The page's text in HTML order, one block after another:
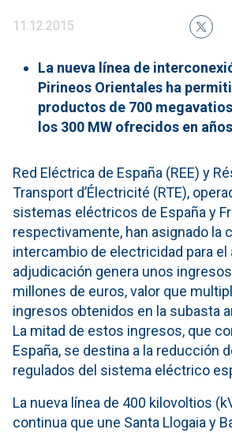
11.12.2015
La nueva línea de
Pirineos Orientales ha
productos de 700
los 300 MW ofrecidos en
Red Eléctrica de España (REE) y
Transport d’Électricité (RTE),
sistemas eléctricos de España y
respectivamente, han asignado la
intercambio de electricidad para el
adjudicación genera unos
millones de euros, valor que
ingresos obtenidos en la subasta
La mitad de estos ingresos, que
España, se destina a la reducción
regulados del sistema eléctrico
La nueva línea de 400 kilovoltios
continua que une Santa Llogaia y